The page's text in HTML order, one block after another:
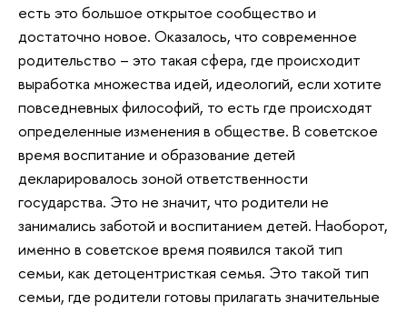
есть это большое открытое сообщество и
достаточно новое. Оказалось, что современное
родительство – это такая сфера, где происходит
выработка множества идей, идеологий, если хотите
повседневных философий, то есть где происходят
определенные изменения в обществе. В советское
время воспитание и образование детей
декларировалось зоной ответственности
государства. Это не значит, что родители не
занимались заботой и воспитанием детей. Наоборот,
именно в советское время появился такой тип
семьи, как детоцентристкая семья. Это такой тип
семьи, где родители готовы прилагать значительные